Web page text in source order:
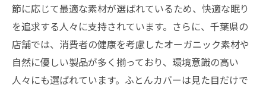
節に応じて最適な素材が選ばれているため、快適な眠り
を追求する人々に支持されています。さらに、千葉県の
店舗では、消費者の健康を考慮したオーガニック素材や
自然に優しい製品が多く揃っており、環境意識の高い
人々にも選ばれています。ふとんカバーは見た目だけで